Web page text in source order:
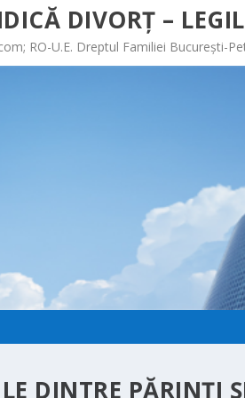
DIVORȚ –
; RO-U.E. Dreptul Familiei București-
DINTRE PĂRINŢI